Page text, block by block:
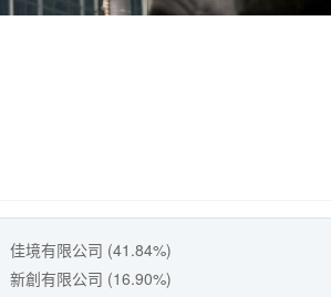
佳境有限公司 (41.84%)
新創有限公司 (16.90%)